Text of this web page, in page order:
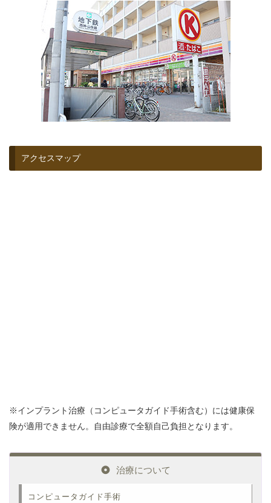
アクセスマップ
※インプラント治療（コンピュータガイド手術含む）には健康保
険が適用できません。自由診療で全額自己負担となります。
治療について
コンピュータガイド手術